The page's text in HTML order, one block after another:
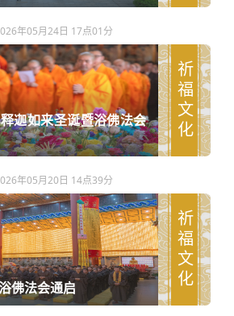
年05月24日 17点01分
迦如来圣诞暨浴佛法会
祈福文化
年05月20日 14点39分
佛法会通启 祈福文化